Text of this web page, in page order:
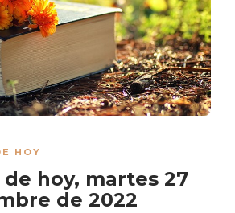
HOY
hoy, martes 27
de 2022